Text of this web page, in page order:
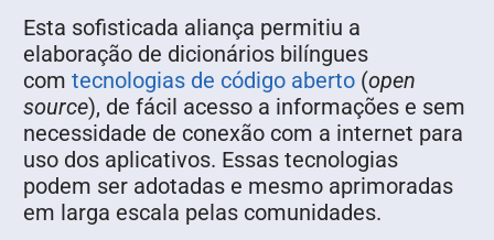
Esta sofisticada aliança permitiu a
elaboração de dicionários bilíngues
com tecnologias de código aberto (open
source), de fácil acesso a informações e sem
necessidade de conexão com a internet para
uso dos aplicativos. Essas tecnologias
podem ser adotadas e mesmo aprimoradas
em larga escala pelas comunidades.